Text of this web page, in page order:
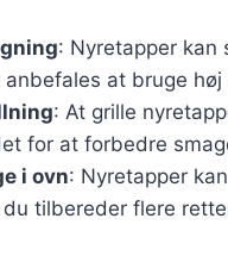
: Nyretapper kan
anbefales at bruge
: At grille
for at forbedre
i ovn: Nyretapper
du tilbereder flere